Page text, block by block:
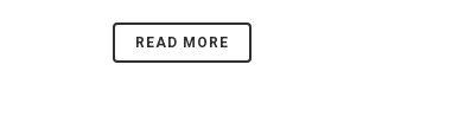
READ MORE